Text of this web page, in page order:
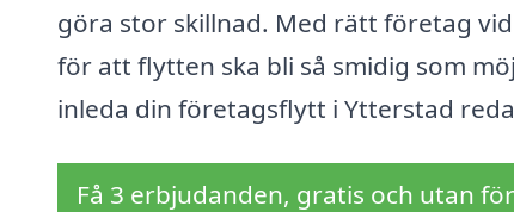
göra stor skillnad. Med rätt företag
för att flytten ska bli så smidig som
inleda din företagsflytt i Ytterstad
Få 3 erbjudanden, gratis och utan